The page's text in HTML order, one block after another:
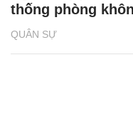
QUÂN SỰ
thống phòng